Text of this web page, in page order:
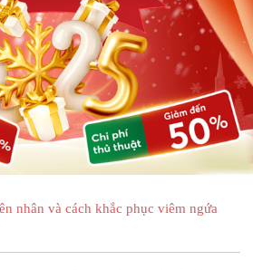
nhân và cách khắc phục viêm ngứa